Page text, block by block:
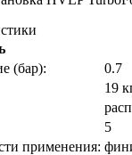
(бар):
0.7
19
5
применения: